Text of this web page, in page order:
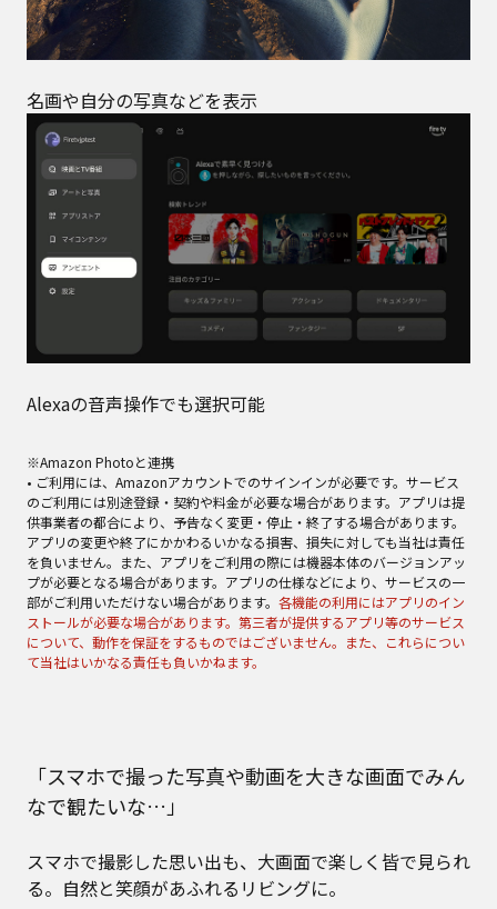
名画や自分の写真などを表示
Alexaの音声操作でも選択可能
※Amazon Photoと連携
• ご利用には、Amazonアカウントでのサインインが必要です。サービス
のご利用には別途登録・契約や料金が必要な場合があります。アプリは提
供事業者の都合により、予告なく変更・停止・終了する場合があります。
アプリの変更や終了にかかわるいかなる損害、損失に対しても当社は責任
を負いません。また、アプリをご利用の際には機器本体のバージョンアッ
プが必要となる場合があります。アプリの仕様などにより、サービスの一
部がご利用いただけない場合があります。 各機能の利用にはアプリのイン
ストールが必要な場合があります。第三者が提供するアプリ等のサービス
について、動作を保証をするものではございません。また、これらについ
て当社はいかなる責任も負いかねます。
「スマホで撮った写真や動画を大きな画面でみん
なで観たいな…」
スマホで撮影した思い出も、大画面で楽しく皆で見られ
る。自然と笑顔があふれるリビングに。